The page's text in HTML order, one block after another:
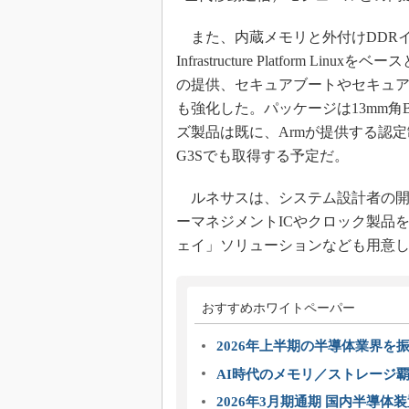
また、内蔵メモリと外付けDDR
Infrastructure Platform Linuxをベー
の提供、セキュアブートやセキュ
も強化した。パッケージは13mm
ズ製品は既に、Armが提供する認
G3Sでも取得する予定だ。
ルネサスは、システム設計者の
ーマネジメントICやクロック製品
ェイ」ソリューションなども用意
おすすめホワイトペーパー
2026年上半期の半導体業界を
AI時代のメモリ／ストレージ
2026年3月期通期 国内半導体